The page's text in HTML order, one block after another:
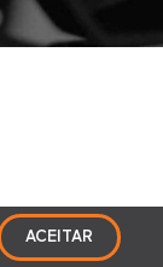
ACEITAR